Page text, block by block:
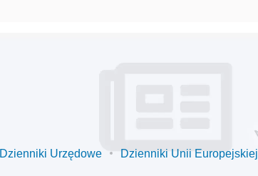
Dzienniki Urzędowe Dzienniki Unii Europejskiej